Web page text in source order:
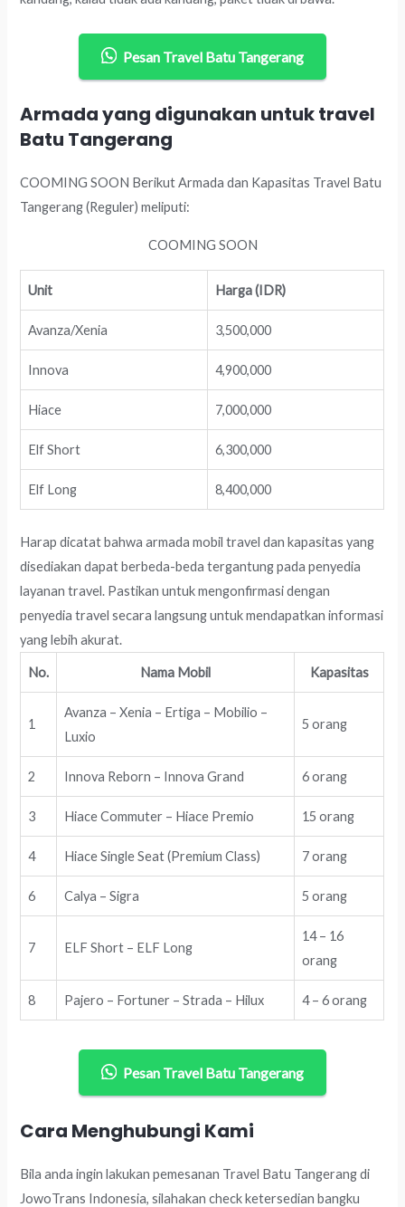
Pesan Travel Batu Tangerang
Armada yang digunakan untuk travel
Batu Tangerang
COOMING SOON Berikut Armada dan Kapasitas Travel Batu
Tangerang (Reguler) meliputi:
COOMING SOON
Unit Harga (IDR)
Avanza/Xenia 3,500,000
Innova 4,900,000
Hiace 7,000,000
Elf Short 6,300,000
Elf Long 8,400,000
Harap dicatat bahwa armada mobil travel dan kapasitas yang
disediakan dapat berbeda-beda tergantung pada penyedia
layanan travel. Pastikan untuk mengonfirmasi dengan
penyedia travel secara langsung untuk mendapatkan informasi
yang lebih akurat.
No. Nama Mobil Kapasitas
1
Avanza – Xenia – Ertiga – Mobilio –
Luxio
5 orang
2 Innova Reborn – Innova Grand 6 orang
3 Hiace Commuter – Hiace Premio 15 orang
4 Hiace Single Seat (Premium Class) 7 orang
6 Calya – Sigra 5 orang
7 ELF Short – ELF Long
14 – 16
orang
8 Pajero – Fortuner – Strada – Hilux 4 – 6 orang
Pesan Travel Batu Tangerang
Cara Menghubungi Kami
Bila anda ingin lakukan pemesanan Travel Batu Tangerang di
JowoTrans Indonesia, silahakan check ketersedian bangku